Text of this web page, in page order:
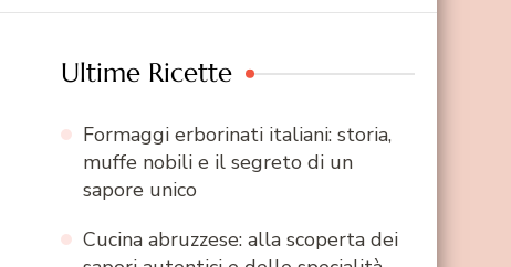
Ultime Ricette
Formaggi erborinati italiani: storia,
muffe nobili e il segreto di un
sapore unico
Cucina abruzzese: alla scoperta dei